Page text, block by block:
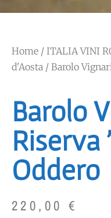
Home / ITALIA VINI
d'Aosta / Barolo
Barolo
Riserva
Oddero
220,00 €